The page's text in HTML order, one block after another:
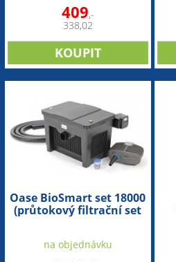
409,-
338,02
Oase BioSmart set 18000
(průtokový filtrační set
na objednávku